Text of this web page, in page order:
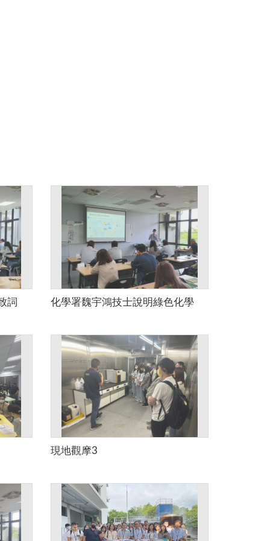
詞 化學署魏宇鴻技士說明綠色化學
現地觀摩3